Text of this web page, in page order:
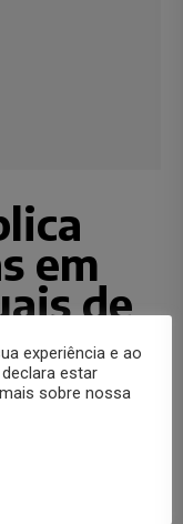
em
de
2010
da
escolar,
reunidos no
experiência e ao
estar
sobre nossa